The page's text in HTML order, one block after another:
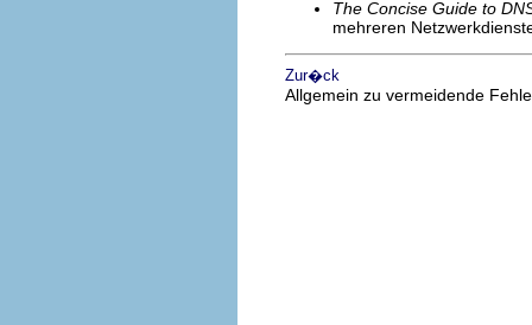
The Concise Guide to
mehreren
Zur�ck
Allgemein zu vermeidende